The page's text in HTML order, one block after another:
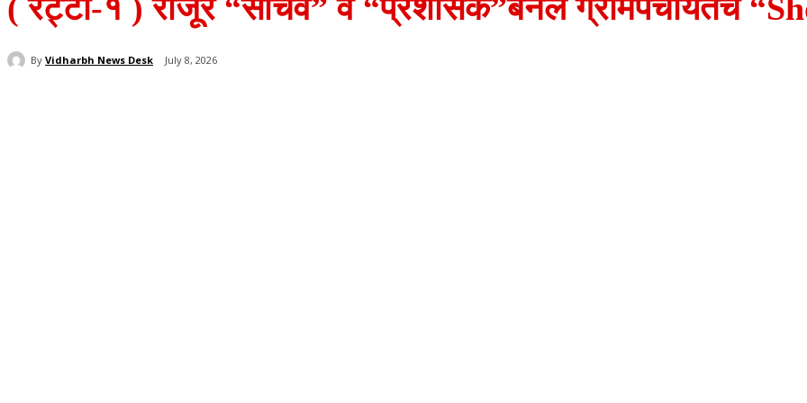
( रट्टा-१ ) राजूर “सचिव” व “प्रशासक”बनले ग्रामपंचायतचे
By Vidharbh News Desk July 8, 2026